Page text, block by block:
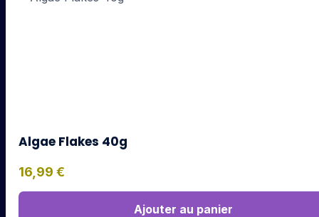
Algae Flakes 40g
16,99 €
Ajouter au panier